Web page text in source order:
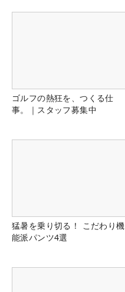
ゴルフの熱狂を、つくる仕
事。｜スタッフ募集中
猛暑を乗り切る！ こだわり機
能派パンツ4選